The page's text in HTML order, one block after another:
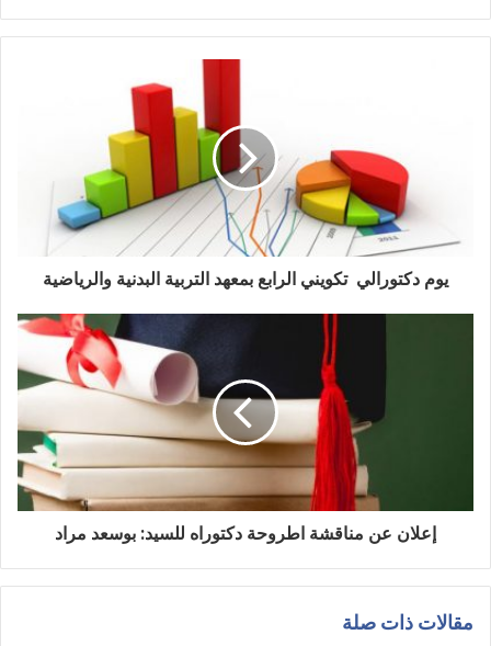
يوم دكتورالي تكويني الرابع بمعهد التربية البدنية والرياضية
إعلان عن مناقشة اطروحة دكتوراه للسيد: بوسعد مراد
مقالات ذات صلة